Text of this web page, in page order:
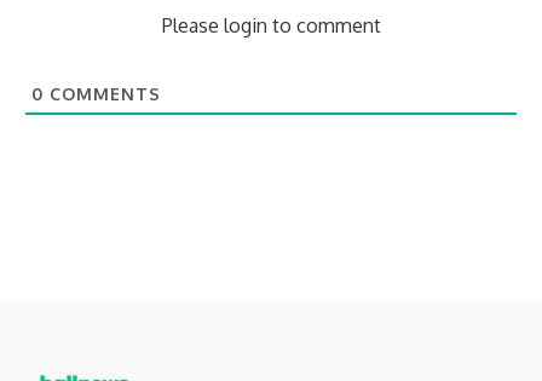
Please login to comment
0 COMMENTS